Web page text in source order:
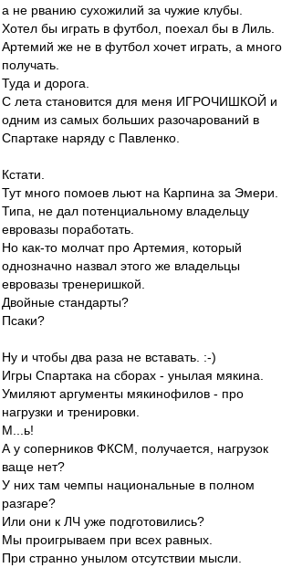
а не рванию сухожилий за чужие клубы.
Хотел бы играть в футбол, поехал бы в Лиль.
Артемий же не в футбол хочет играть, а много
получать.
Туда и дорога.
С лета становится для меня ИГРОЧИШКОЙ и
одним из самых больших разочарований в
Спартаке наряду с Павленко.
Кстати.
Тут много помоев льют на Карпина за Эмери.
Типа, не дал потенциальному владельцу
евровазы поработать.
Но как-то молчат про Артемия, который
однозначно назвал этого же владельцы
евровазы тренеришкой.
Двойные стандарты?
Псаки?
Ну и чтобы два раза не вставать. :-)
Игры Спартака на сборах - унылая мякина.
Умиляют аргументы мякинофилов - про
нагрузки и тренировки.
М...ь!
А у соперников ФКСМ, получается, нагрузок
ваще нет?
У них там чемпы национальные в полном
разгаре?
Или они к ЛЧ уже подготовились?
Мы проигрываем при всех равных.
При странно унылом отсутствии мысли.